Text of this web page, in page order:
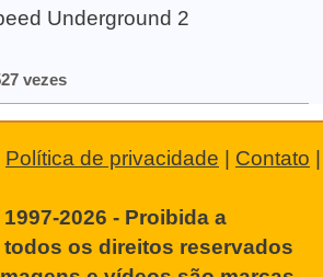
Underground 2
vezes
Política de privacidade Contato
2026 - Proibida a
os direitos reservados